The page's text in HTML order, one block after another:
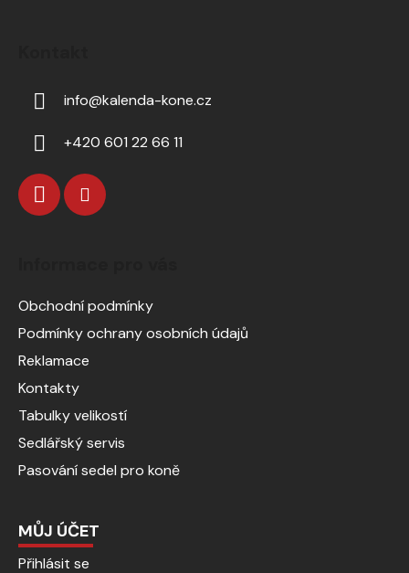
info@kalenda-kone.cz
+420 601 22 66 11
Obchodní podmínky
Podmínky ochrany osobních údajů
Reklamace
Kontakty
Tabulky velikostí
Sedlářský servis
Pasování sedel pro koně
MŮJ ÚČET
Přihlásit se